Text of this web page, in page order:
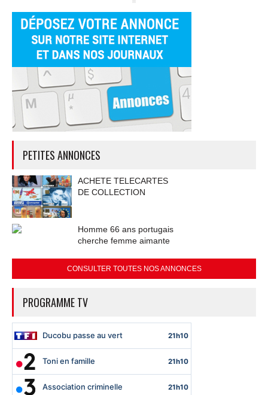
PETITES ANNONCES
ACHETE TELECARTES
DE COLLECTION
Homme 66 ans portugais
cherche femme aimante
CONSULTER TOUTES NOS ANNONCES
PROGRAMME TV